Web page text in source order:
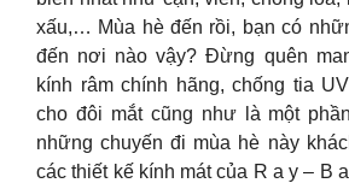
xấu,… Mùa hè đến rồi, bạn có
đến nơi nào vậy? Đừng quên
kính râm chính hãng, chống tia
cho đôi mắt cũng như là một
những chuyến đi mùa hè này
các thiết kế kính mát của R a y – B